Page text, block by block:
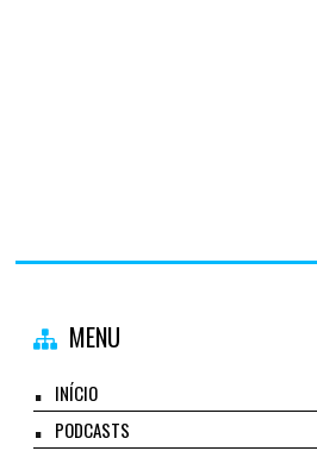
MENU
INÍCIO
PODCASTS